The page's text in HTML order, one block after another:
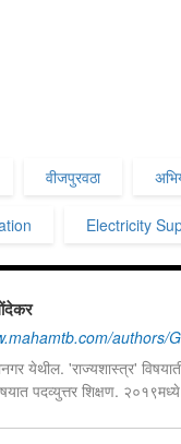
वीजपुरवठा
Electricity
authors/
येथील. 'राज्यशास्त्र'
पदव्युत्तर शिक्षण.